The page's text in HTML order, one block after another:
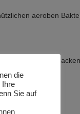
aeroben
Pullover,
die
Ihre
Sie auf